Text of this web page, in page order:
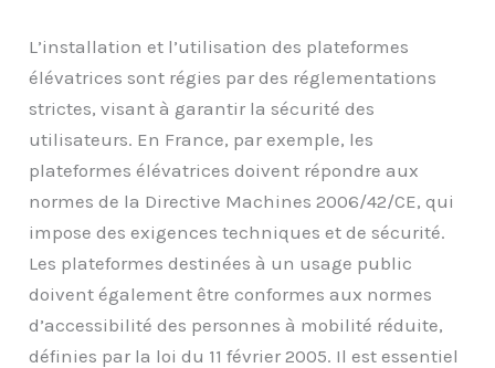
L’installation et l’utilisation des plateformes
élévatrices sont régies par des réglementations
strictes, visant à garantir la sécurité des
utilisateurs. En France, par exemple, les
plateformes élévatrices doivent répondre aux
normes de la Directive Machines 2006/42/CE, qui
impose des exigences techniques et de sécurité.
Les plateformes destinées à un usage public
doivent également être conformes aux normes
d’accessibilité des personnes à mobilité réduite,
définies par la loi du 11 février 2005. Il est essentiel